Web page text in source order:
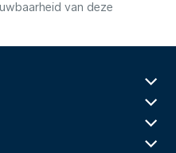
van deze